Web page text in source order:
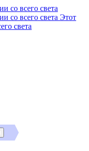
Этот
света